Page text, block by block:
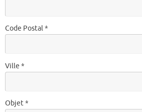
Code Postal *
Ville *
Objet *